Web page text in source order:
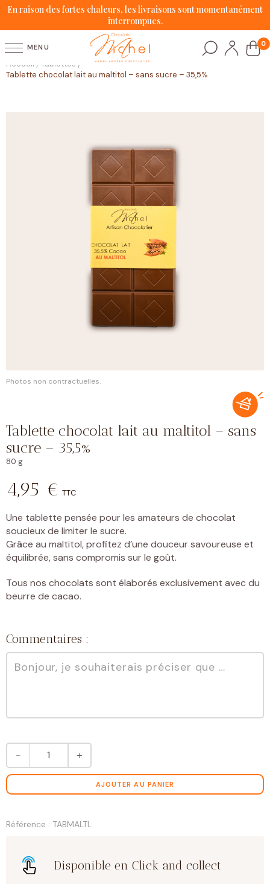
En raison des fortes chaleurs, les livraisons sont momentanément
interrompues.
MENU 0
Accueil / Tablettes /
Tablette chocolat lait au maltitol – sans sucre – 35,5%
Photos non contractuelles.
Tablette chocolat lait au maltitol – sans
sucre – 35,5%
80 g
4,95 € TTC
Une tablette pensée pour les amateurs de chocolat
soucieux de limiter le sucre.
Grâce au maltitol, profitez d’une douceur savoureuse et
équilibrée, sans compromis sur le goût.
Tous nos chocolats sont élaborés exclusivement avec du
beurre de cacao.
Commentaires :
quantité
de
Tablette
chocolat
lait
maltitol
sucre
－ ＋
AJOUTER AU PANIER
Référence : TABMALTL
Disponible en Click and collect